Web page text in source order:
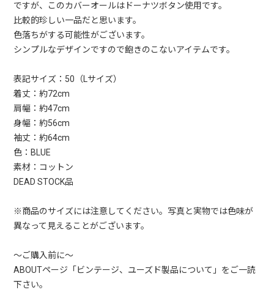
ですが、このカバーオールはドーナツボタン使用です。
比較的珍しい一品だと思います。
色落ちがする可能性がございます。
シンプルなデザインですので飽きのこないアイテムです。
表記サイズ：50（Lサイズ）
着丈：約72cm
肩幅：約47cm
身幅：約56cm
袖丈：約64cm
色：BLUE
素材：コットン
DEAD STOCK品
※商品のサイズには注意してください。写真と実物では色味が
異なって見えることがございます。
〜ご購入前に〜
ABOUTページ「ビンテージ、ユーズド製品について」をご一読
下さい。